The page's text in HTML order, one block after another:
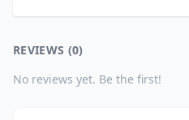
REVIEWS (0)
No reviews yet. Be the first!